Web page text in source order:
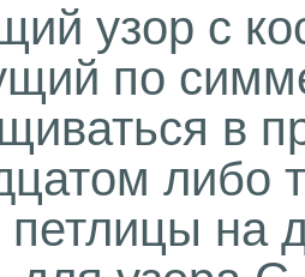
узор с
по
в
либо
на